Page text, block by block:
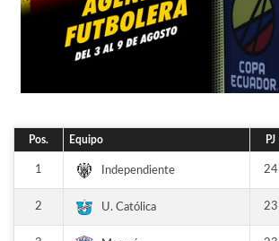
Pos. Equipo PJ
1 Independiente 24
2 U. Católica 23